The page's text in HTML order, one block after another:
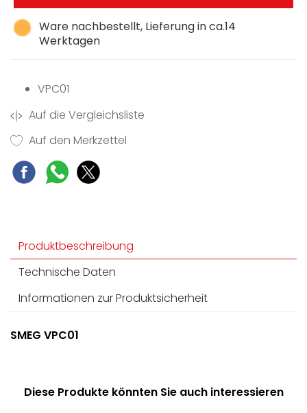
Ware nachbestellt, Lieferung in ca.14
Werktagen
VPC01
Auf die Vergleichsliste
Auf den Merkzettel
Produktbeschreibung
Technische Daten
Informationen zur Produktsicherheit
SMEG VPC01
Diese Produkte könnten Sie auch interessieren